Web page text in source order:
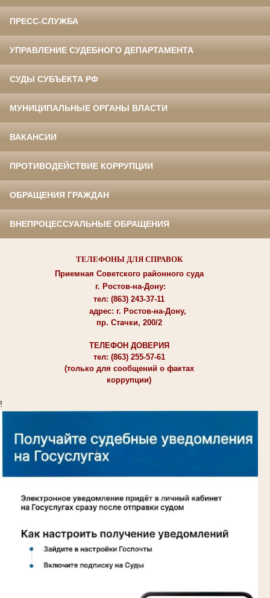
ПРЕСС-СЛУЖБА
УПРАВЛЕНИЕ СУДЕБНОГО ДЕПАРТАМЕНТА
СУДЫ СУБЪЕКТА РФ
МУНИЦИПАЛЬНЫЕ ОРГАНЫ ВЛАСТИ
ВАКАНСИИ
ПРОТИВОДЕЙСТВИЕ КОРРУПЦИИ
ОБРАЩЕНИЯ ГРАЖДАН
ВНЕПРОЦЕССУАЛЬНЫЕ ОБРАЩЕНИЯ
ТЕЛЕФОНЫ ДЛЯ СПРАВОК
Приемная Советского районного суда
г. Ростов-на-Дону:
тел: (863) 243-37-11
адрес: г. Ростов-на-Дону,
пр. Стачки, 200/2
ТЕЛЕФОН ДОВЕРИЯ
тел: (863) 255-57-61
(только для сообщений о фактах
коррупции)
!